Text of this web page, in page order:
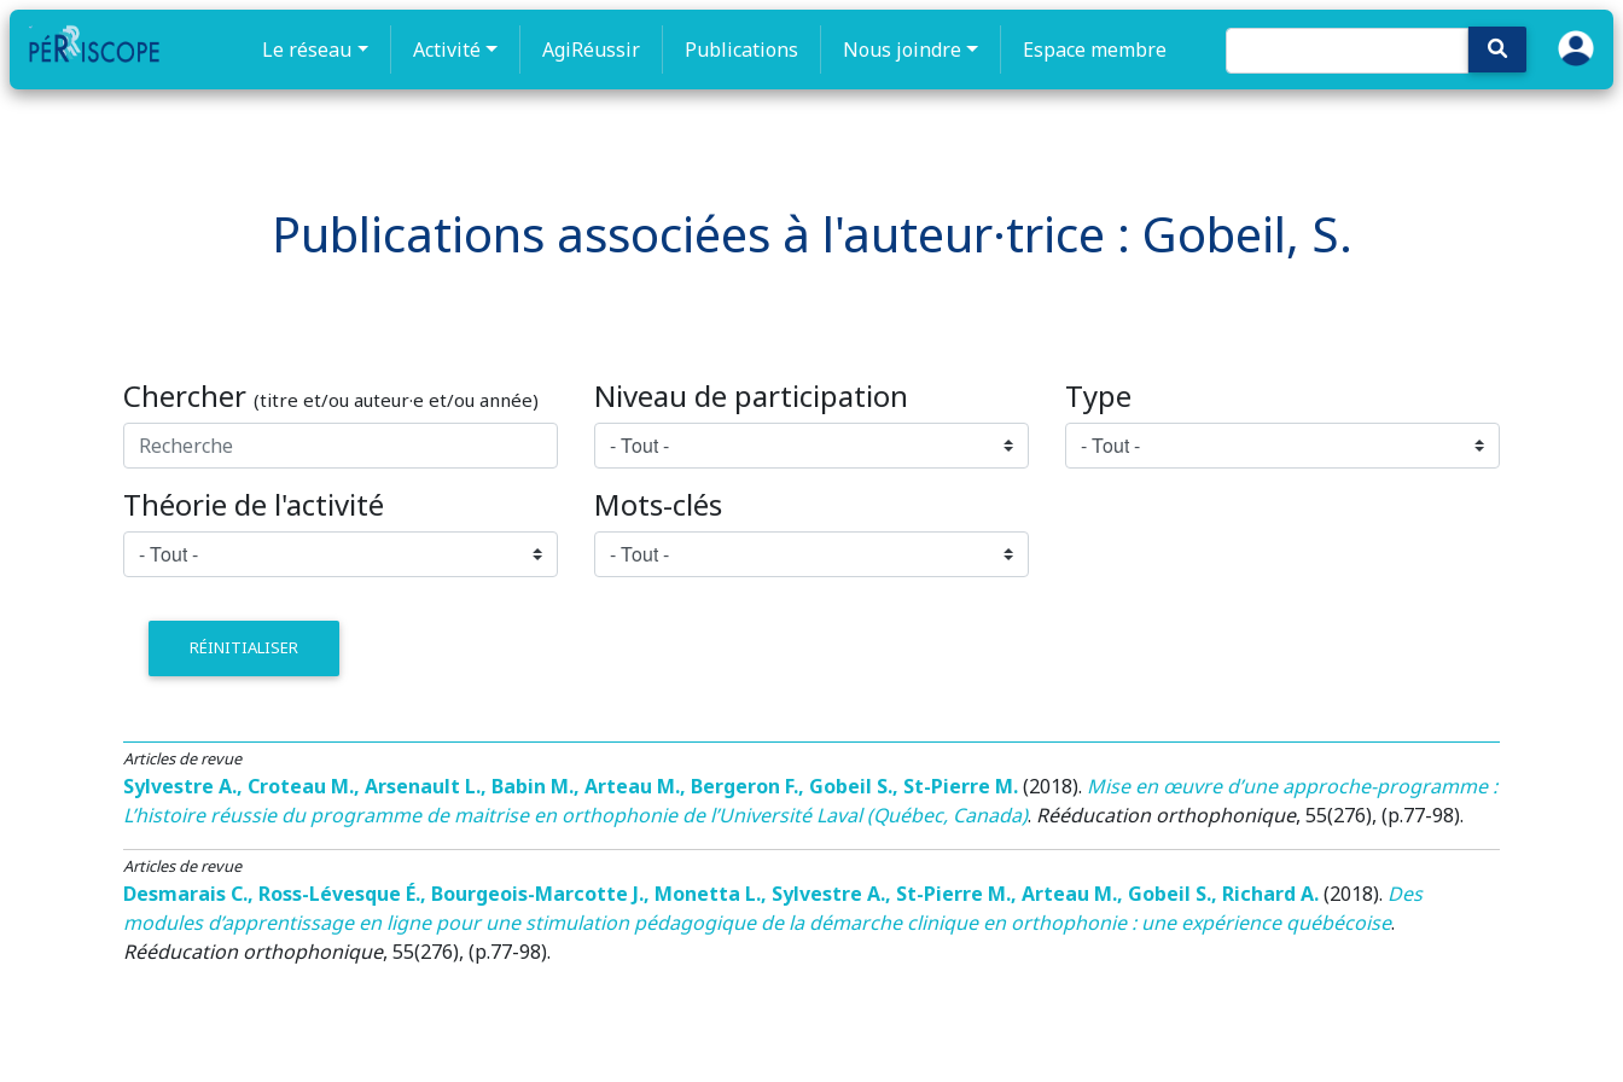
Le réseau Activité AgiRéussir Publications Nous joindre Espace membre
Publications associées à l'auteur·trice : Gobeil, S.
Chercher (titre et/ou auteur·e et/ou année) Niveau de participation Type
Théorie de l'activité Mots-clés
RÉINITIALISER
Articles de revue
Sylvestre A., Croteau M., Arsenault L., Babin M., Arteau M., Bergeron F., Gobeil S., St-Pierre M.(2018). Mise en œuvre d’une approche-programme :
L’histoire réussie du programme de maitrise en orthophonie de l’Université Laval (Québec, Canada). Rééducation orthophonique, 55(276), (p.77-98).
Articles de revue
Desmarais C., Ross-Lévesque É., Bourgeois-Marcotte J., Monetta L., Sylvestre A., St-Pierre M., Arteau M., Gobeil S., Richard A.(2018). Des
modules d’apprentissage en ligne pour une stimulation pédagogique de la démarche clinique en orthophonie : une expérience québécoise.
Rééducation orthophonique, 55(276), (p.77-98).